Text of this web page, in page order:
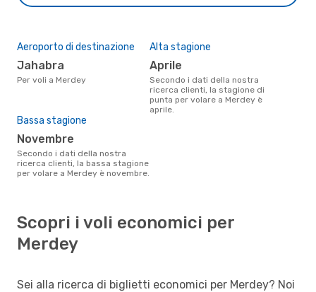
Aeroporto di destinazione
Jahabra
Per voli a Merdey
Alta stagione
aprile
Secondo i dati della nostra
ricerca clienti, la stagione di
punta per volare a Merdey è
aprile.
Bassa stagione
novembre
Secondo i dati della nostra
ricerca clienti, la bassa stagione
per volare a Merdey è novembre.
Scopri i voli economici per
Merdey
Sei alla ricerca di biglietti economici per Merdey? Noi